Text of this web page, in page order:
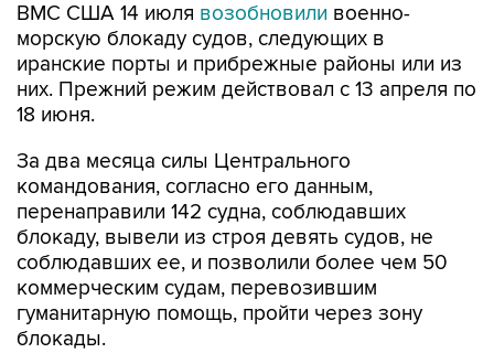
ВМС США 14 июля возобновили военно-
морскую блокаду судов, следующих в
иранские порты и прибрежные районы или из
них. Прежний режим действовал с 13 апреля по
18 июня.
За два месяца силы Центрального
командования, согласно его данным,
перенаправили 142 судна, соблюдавших
блокаду, вывели из строя девять судов, не
соблюдавших ее, и позволили более чем 50
коммерческим судам, перевозившим
гуманитарную помощь, пройти через зону
блокады.